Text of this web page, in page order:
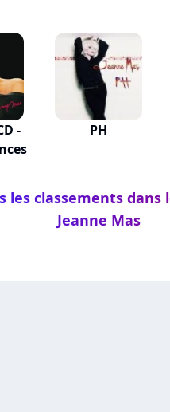
-
PH
les classements dans
Jeanne Mas